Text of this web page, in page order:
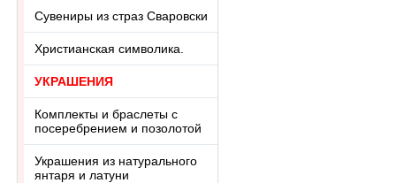
Сувениры из страз Сваровски
Христианская символика.
УКРАШЕНИЯ
Комплекты и браслеты с
посеребрением и позолотой
Украшения из натурального
янтаря и латуни